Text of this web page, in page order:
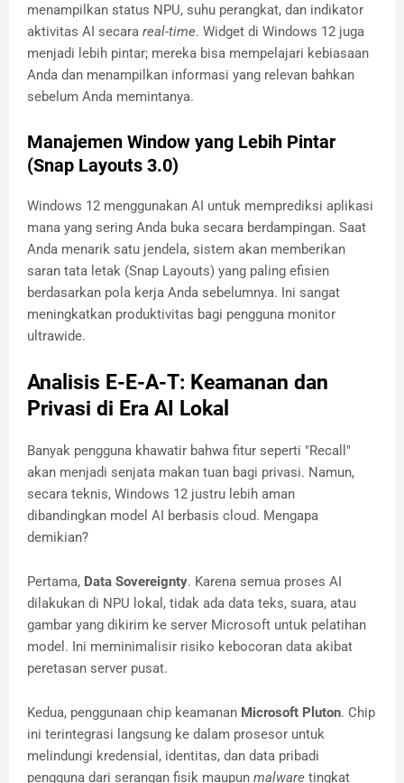
menampilkan status NPU, suhu perangkat, dan indikator
aktivitas AI secara real-time. Widget di Windows 12 juga
menjadi lebih pintar; mereka bisa mempelajari kebiasaan
Anda dan menampilkan informasi yang relevan bahkan
sebelum Anda memintanya.
Manajemen Window yang Lebih Pintar
(Snap Layouts 3.0)
Windows 12 menggunakan AI untuk memprediksi aplikasi
mana yang sering Anda buka secara berdampingan. Saat
Anda menarik satu jendela, sistem akan memberikan
saran tata letak (Snap Layouts) yang paling efisien
berdasarkan pola kerja Anda sebelumnya. Ini sangat
meningkatkan produktivitas bagi pengguna monitor
ultrawide.
Analisis E-E-A-T: Keamanan dan
Privasi di Era AI Lokal
Banyak pengguna khawatir bahwa fitur seperti "Recall"
akan menjadi senjata makan tuan bagi privasi. Namun,
secara teknis, Windows 12 justru lebih aman
dibandingkan model AI berbasis cloud. Mengapa
demikian?
Pertama, Data Sovereignty. Karena semua proses AI
dilakukan di NPU lokal, tidak ada data teks, suara, atau
gambar yang dikirim ke server Microsoft untuk pelatihan
model. Ini meminimalisir risiko kebocoran data akibat
peretasan server pusat.
Kedua, penggunaan chip keamanan Microsoft Pluton. Chip
ini terintegrasi langsung ke dalam prosesor untuk
melindungi kredensial, identitas, dan data pribadi
pengguna dari serangan fisik maupun malware tingkat